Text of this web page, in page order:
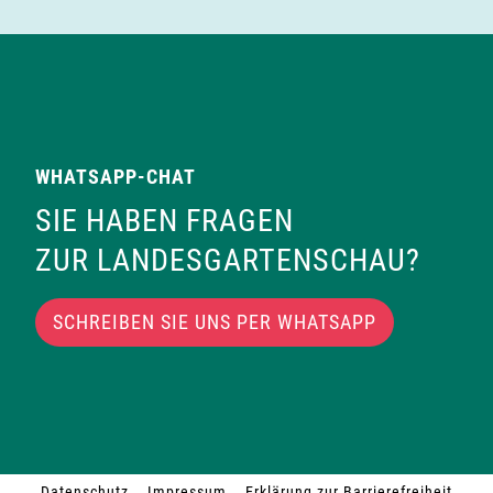
WHATSAPP-CHAT
SIE HABEN FRAGEN
ZUR LANDESGARTENSCHAU?
SCHREIBEN SIE UNS PER WHATSAPP